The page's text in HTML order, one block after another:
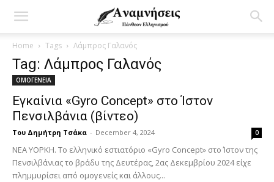
Home Tags Λάμπρος Γαλανός
Tag: Λάμπρος Γαλανός
ΟΜΟΓΕΝΕΙΑ
Εγκαίνια «Gyro Concept» στο Ίστον
Πενσιλβάνια (βίντεο)
Του Δημήτρη Τσάκα - December 4, 2024 0
ΝΕΑ ΥΟΡΚΗ. Το ελληνικό εστιατόριο «Gyro Concept» στο Ίστον της
Πενσιλβάνιας το βράδυ της Δευτέρας, 2ας Δεκεμβρίου 2024 είχε
πλημμυρίσει από ομογενείς και άλλους...